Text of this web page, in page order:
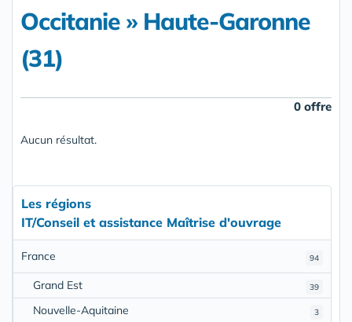
Occitanie » Haute-Garonne
(31)
0 offre
Aucun résultat.
Les régions
IT/Conseil et assistance Maîtrise d'ouvrage
94
France
39
Grand Est
3
Nouvelle-Aquitaine